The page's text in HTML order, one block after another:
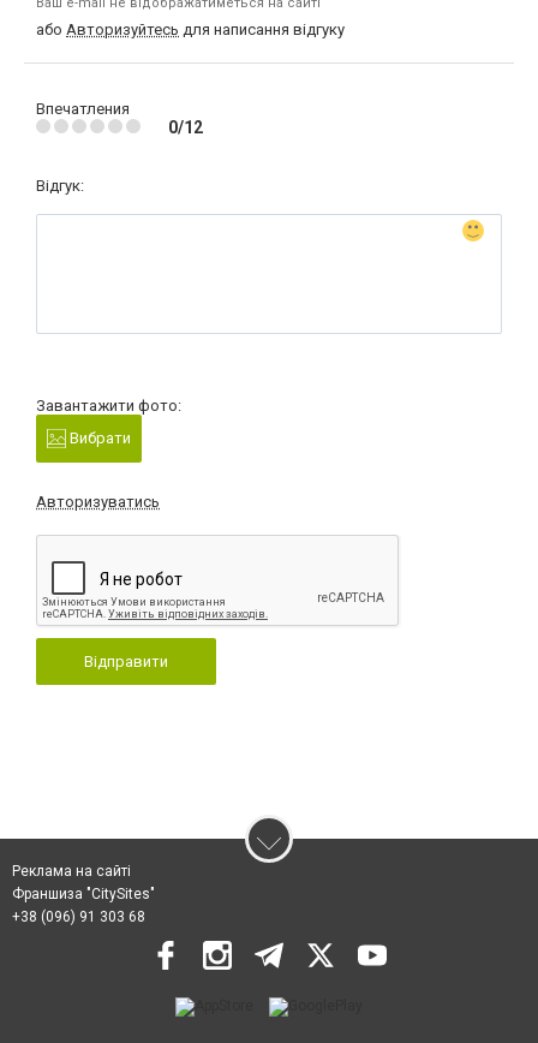
або Авторизуйтесь для написання відгуку
Впечатления
0/12
Відгук:
Завантажити фото:
Вибрати
Авторизуватись
Відправити
Реклама на сайті
Франшиза "CitySites"
+38 (096) 91 303 68